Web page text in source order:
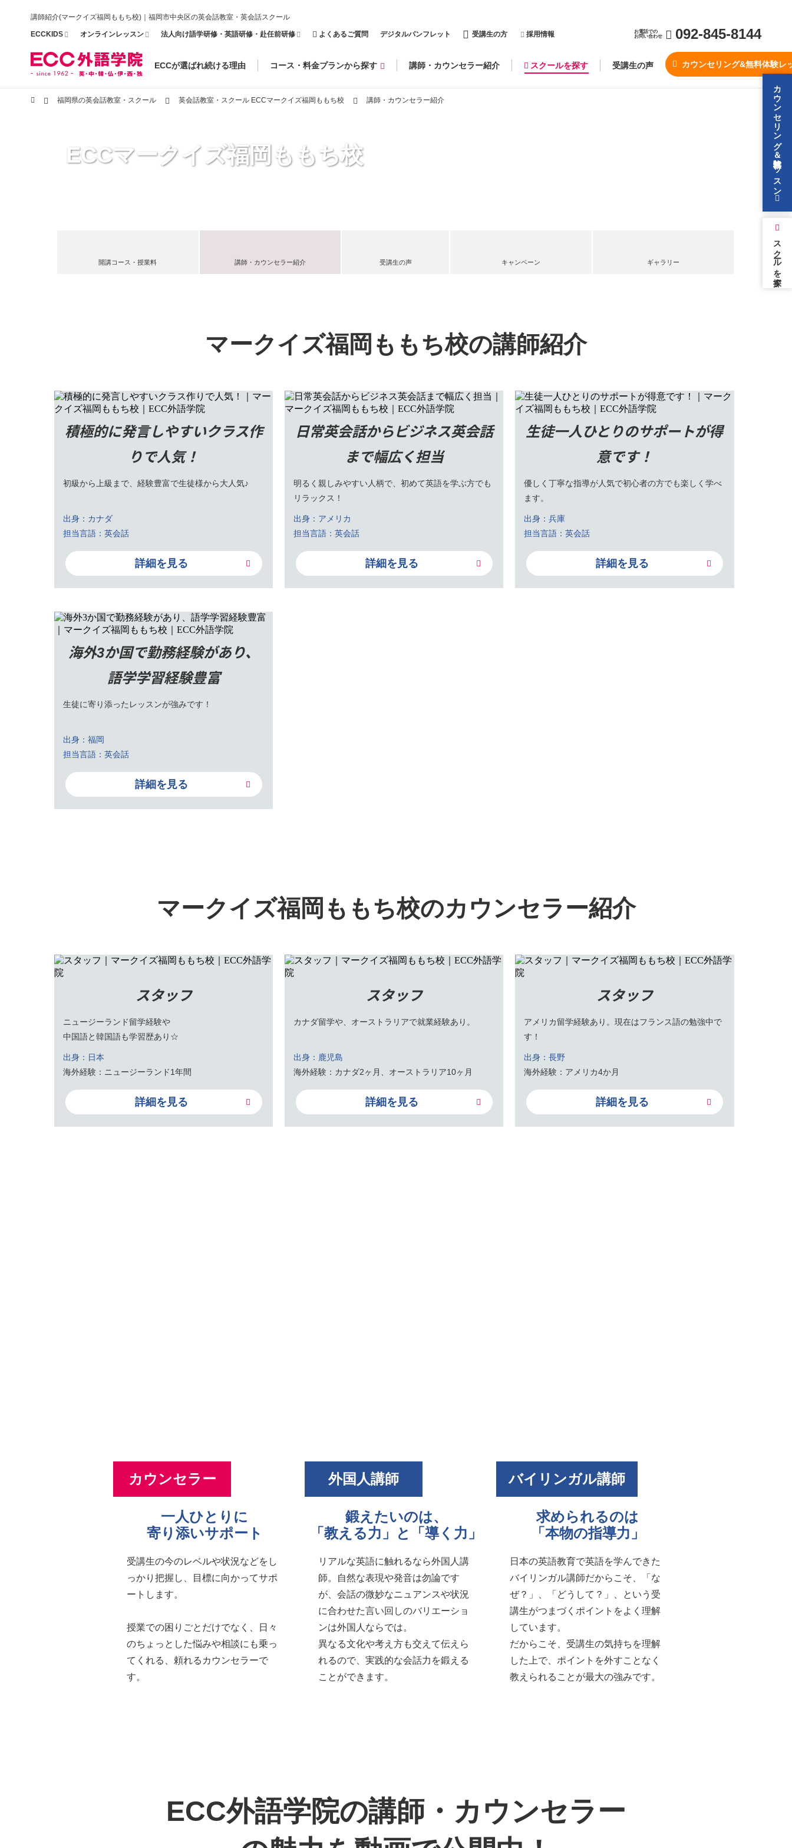
講師紹介(マークイズ福岡ももち校)｜福岡市中央区の英会話教室・英会話スクール
ECCKIDS オンラインレッスン 法人向け語学研修・英語研修・赴任前研修 よくあるご質問 デジタルパンフレット 受講生の方 採用情報
お電話での
お問い合わせ
092-845-8144
ECCが選ばれ続ける理由 コース・料金プランから探す 講師・カウンセラー紹介 スクールを探す 受講生の声 カウンセリング&無料体験レ
カウンセリング＆無料体験レッスン
スクールを探す
福岡県の英会話教室・スクール 英会話教室・スクール ECCマークイズ福岡ももち校 講師・カウンセラー紹介
ECCマークイズ福岡ももち校
開講コース・授業料 講師・カウンセラー紹介 受講生の声 キャンペーン ギャラリー
マークイズ福岡ももち校の講師紹介
積極的に発言しやすいクラス作
りで人気！
初級から上級まで、経験豊富で生徒様から大人気♪
出身：カナダ
担当言語：英会話
詳細を見る
日常英会話からビジネス英会話
まで幅広く担当
明るく親しみやすい人柄で、初めて英語を学ぶ方でも
リラックス！
出身：アメリカ
担当言語：英会話
詳細を見る
生徒一人ひとりのサポートが得
意です！
優しく丁寧な指導が人気で初心者の方でも楽しく学べ
ます。
出身：兵庫
担当言語：英会話
詳細を見る
海外3か国で勤務経験があり、
語学学習経験豊富
生徒に寄り添ったレッスンが強みです！
出身：福岡
担当言語：英会話
詳細を見る
マークイズ福岡ももち校のカウンセラー紹介
スタッフ
ニュージーランド留学経験や
中国語と韓国語も学習歴あり☆
出身：日本
海外経験：ニュージーランド1年間
詳細を見る
スタッフ
カナダ留学や、オーストラリアで就業経験あり。
出身：鹿児島
海外経験：カナダ2ヶ月、オーストラリア10ヶ月
詳細を見る
スタッフ
アメリカ留学経験あり。現在はフランス語の勉強中で
す！
出身：長野
海外経験：アメリカ4か月
詳細を見る
カウンセラー
一人ひとりに
寄り添いサポート
受講生の今のレベルや状況などをし
っかり把握し、目標に向かってサポ
ートします。
授業での困りごとだけでなく、日々
のちょっとした悩みや相談にも乗っ
てくれる、頼れるカウンセラーで
す。
外国人講師
鍛えたいのは、
「教える力」と「導く力」
リアルな英語に触れるなら外国人講
師。自然な表現や発音は勿論です
が、会話の微妙なニュアンスや状況
に合わせた言い回しのバリエーショ
ンは外国人ならでは。
異なる文化や考え方も交えて伝えら
れるので、実践的な会話力を鍛える
ことができます。
バイリンガル講師
求められるのは
「本物の指導力」
日本の英語教育で英語を学んできた
バイリンガル講師だからこそ、「な
ぜ？」、「どうして？」、という受
講生がつまづくポイントをよく理解
しています。
だからこそ、受講生の気持ちを理解
した上で、ポイントを外すことなく
教えられることが最大の強みです。
ECC外語学院の講師・ カウンセラー